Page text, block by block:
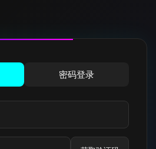
密码登录